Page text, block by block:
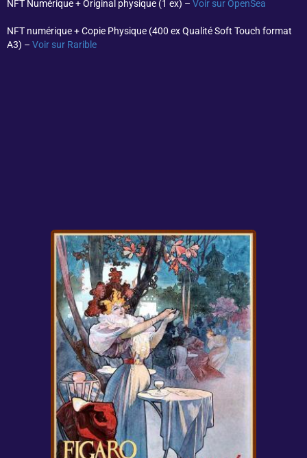
NFT Numérique + Original physique (1 ex) – Voir sur OpenSea
NFT numérique + Copie Physique (400 ex Qualité Soft Touch format
A3) – Voir sur Rarible